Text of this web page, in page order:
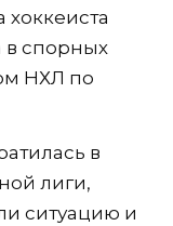
хоккеиста
в спорных
НХЛ по
в
лиги,
ситуацию и